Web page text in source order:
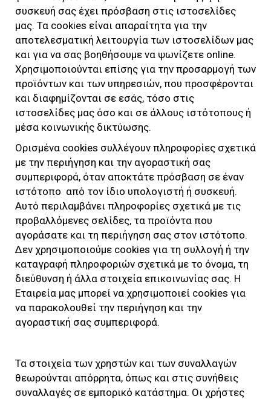
συσκευή σας έχει πρόσβαση στις ιστοσελίδες
μας. Τα cookies είναι απαραίτητα για την
αποτελεσματική λειτουργία των ιστοσελίδων μας
και για να σας βοηθήσουμε να ψωνίζετε online.
Χρησιμοποιούνται επίσης για την προσαρμογή των
προϊόντων και των υπηρεσιών, που προσφέρονται
και διαφημίζονται σε εσάς, τόσο στις
ιστοσελίδες μας όσο και σε άλλους ιστότοπους ή
μέσα κοινωνικής δικτύωσης.
Ορισμένα cookies συλλέγουν πληροφορίες σχετικά
με την περιήγηση και την αγοραστική σας
συμπεριφορά, όταν αποκτάτε πρόσβαση σε έναν
ιστότοπο από τον ίδιο υπολογιστή ή συσκευή.
Αυτό περιλαμβάνει πληροφορίες σχετικά με τις
προβαλλόμενες σελίδες, τα προϊόντα που
αγοράσατε και τη περιήγηση σας στον ιστότοπο.
Δεν χρησιμοποιούμε cookies για τη συλλογή ή την
καταγραφή πληροφοριών σχετικά με το όνομα, τη
διεύθυνση ή άλλα στοιχεία επικοινωνίας σας. Η
Εταιρεία μας μπορεί να χρησιμοποιεί cookies για
να παρακολουθεί την περιήγηση και την
αγοραστική σας συμπεριφορά.
Τα στοιχεία των χρηστών και των συναλλαγών
θεωρούνται απόρρητα, όπως και στις συνήθεις
συναλλαγές σε εμπορικό κατάστημα. Οι χρήστες